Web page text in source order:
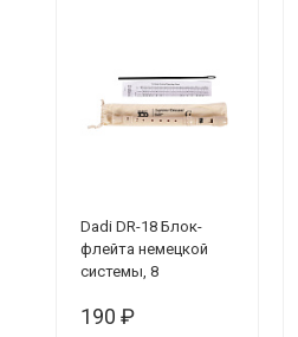
Dadi DR-18 Блок-
флейта немецкой
системы, 8
190 ₽